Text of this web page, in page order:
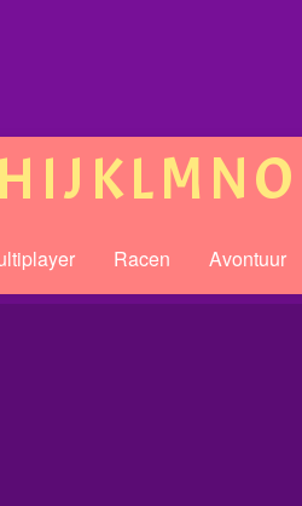
IJ KLMNO
Racen Avontuur